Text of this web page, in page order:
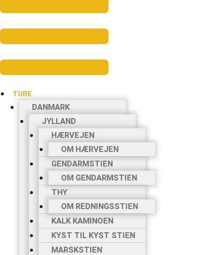
TURE
DANMARK
JYLLAND
HÆRVEJEN
OM HÆRVEJEN
GENDARMSTIEN
OM GENDARMSTIEN
THY
OM REDNINGSSTIEN
KALK KAMINOEN
KYST TIL KYST STIEN
MARSKSTIEN